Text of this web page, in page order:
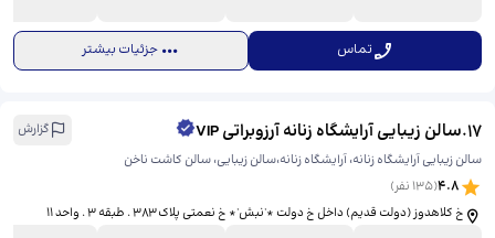
تماس جزئیات بیشتر
17
.سالن زیبایی آرایشگاه زنانه آرزوبراتی VIP
گزارش
سالن زیبایی آرایشگاه زنانه، آرایشگاه زنانه،سالن زیبایی، سالن کاشت ناخن
4.8
(
135 نفر)
خ کلاهدوز (دولت قدیم) داخل خ دولت *'نبش'* خ نعمتی پلاک ۳۸۳ . طبقه ۳ . واحد ۱۱